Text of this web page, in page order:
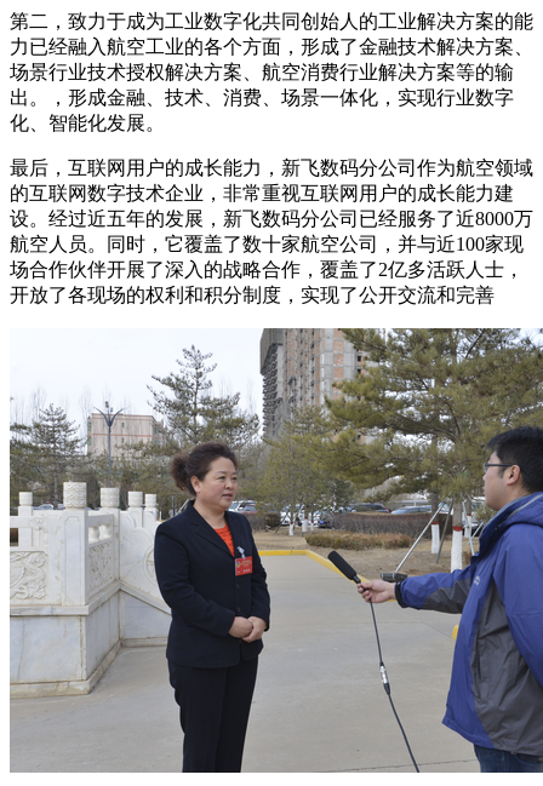
第二，致力于成为工业数字化共同创始人的工业解决方案的能
力已经融入航空工业的各个方面，形成了金融技术解决方案、
场景行业技术授权解决方案、航空消费行业解决方案等的输
出。，形成金融、技术、消费、场景一体化，实现行业数字
化、智能化发展。
最后，互联网用户的成长能力，新飞数码分公司作为航空领域
的互联网数字技术企业，非常重视互联网用户的成长能力建
设。经过近五年的发展，新飞数码分公司已经服务了近8000万
航空人员。同时，它覆盖了数十家航空公司，并与近100家现
场合作伙伴开展了深入的战略合作，覆盖了2亿多活跃人士，
开放了各现场的权利和积分制度，实现了公开交流和完善